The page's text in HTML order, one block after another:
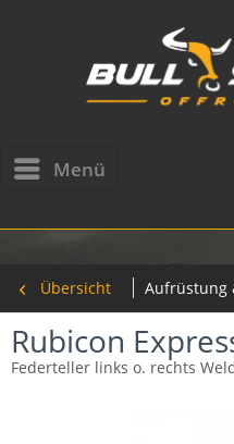
Menü
Übersicht Aufrüstung
Rubicon
Federteller links o. rechts